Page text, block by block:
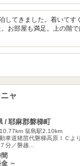
してきました。着いてす
お部屋も満足。上の階
ャ
/ 耶麻郡磐梯町
翁島駅2.10km
車道猪苗代磐梯高原ＩＣよ
分／磐越…
～